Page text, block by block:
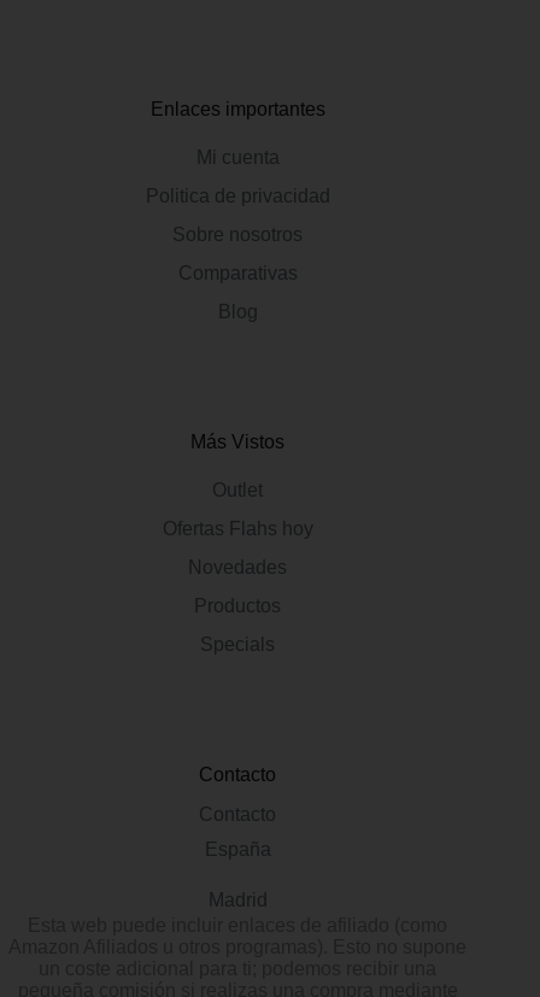
Enlaces importantes
Mi cuenta
Politica de privacidad
Sobre nosotros
Comparativas
Blog
Más Vistos
Outlet
Ofertas Flahs hoy
Novedades
Productos
Specials
Contacto
Contacto
España
Madrid